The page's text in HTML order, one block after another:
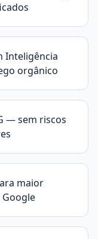
Inteligência
orgânico
— sem riscos
maior